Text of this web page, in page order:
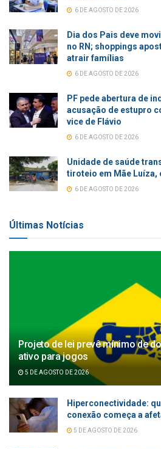
6 DE AGOSTO DE 2026
Dia dos Pais deve
no RN; shoppings
atrair famílias
6 DE AGOSTO DE 2026
PF pede abertura de
acusação de estupro
vice de Flávio
6 DE AGOSTO DE 2026
Unidade de saúde
tiroteio em Mãe Luíza,
6 DE AGOSTO DE 2026
Últimas Notícias
Projeto de lei prevê mínimo de
ativo para jogos
5 DE AGOSTO DE 2026
Hiperconectividade:
conexão começa a
5 DE AGOSTO DE 2026